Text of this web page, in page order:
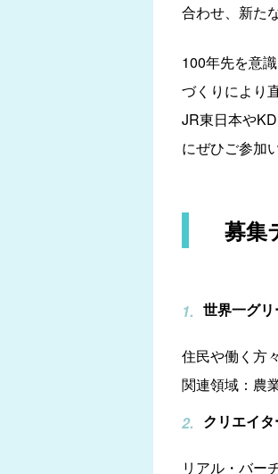
合わせ、新た
100年先を意
づくりにより
JR東日本や
にぜひご参加
募集
世界一グ
住民や働く方
関連領域：農
クリエイ
リアル・バー